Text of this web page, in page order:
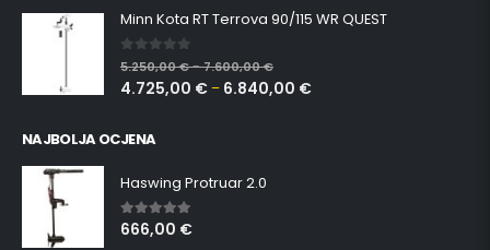
Minn Kota RT Terrova 90/115 WR QUEST
0 out of 5
5.250,00€–7.600,00€
4.725,00 € – 6.840,00 €
NAJBOLJA OCJENA
Haswing Protruar 2.0
5.00 out of 5
666,00 €